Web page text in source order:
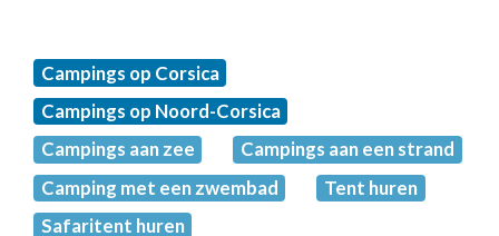
Campings op Corsica
Campings op Noord-Corsica
Campings aan zee
Campings aan een strand
Camping met een zwembad
Tent huren
Safaritent huren